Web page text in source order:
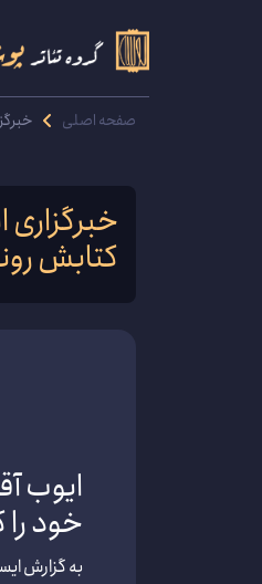
صفحه اصلی
کتابش
ایوب
خود
به گزارش